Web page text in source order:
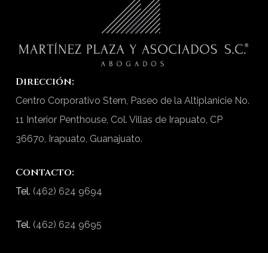
Dirección:
Centro Corporativo Stern, Paseo de la Altiplanicie No.
11 Interior Penthouse, Col. Villas de Irapuato, CP
36670, Irapuato, Guanajuato.
Contacto:
Tel. (462) 624 9694
Tel. (462) 624 9695